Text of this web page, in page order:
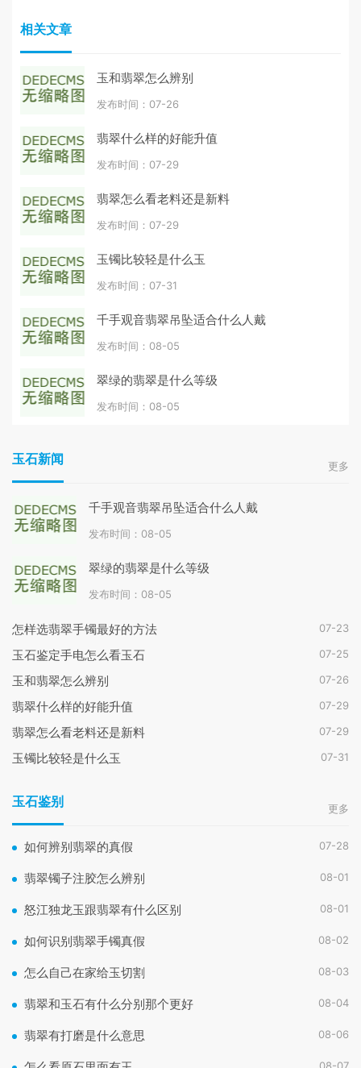
相关文章
玉和翡翠怎么辨别
发布时间：07-26
翡翠什么样的好能升值
发布时间：07-29
翡翠怎么看老料还是新料
发布时间：07-29
玉镯比较轻是什么玉
发布时间：07-31
千手观音翡翠吊坠适合什么人戴
发布时间：08-05
翠绿的翡翠是什么等级
发布时间：08-05
玉石新闻 更多
千手观音翡翠吊坠适合什么人戴
发布时间：08-05
翠绿的翡翠是什么等级
发布时间：08-05
怎样选翡翠手镯最好的方法 07-23
玉石鉴定手电怎么看玉石 07-25
玉和翡翠怎么辨别 07-26
翡翠什么样的好能升值 07-29
翡翠怎么看老料还是新料 07-29
玉镯比较轻是什么玉 07-31
玉石鉴别 更多
如何辨别翡翠的真假 07-28
翡翠镯子注胶怎么辨别 08-01
怒江独龙玉跟翡翠有什么区别 08-01
如何识别翡翠手镯真假 08-02
怎么自己在家给玉切割 08-03
翡翠和玉石有什么分别那个更好 08-04
翡翠有打磨是什么意思 08-06